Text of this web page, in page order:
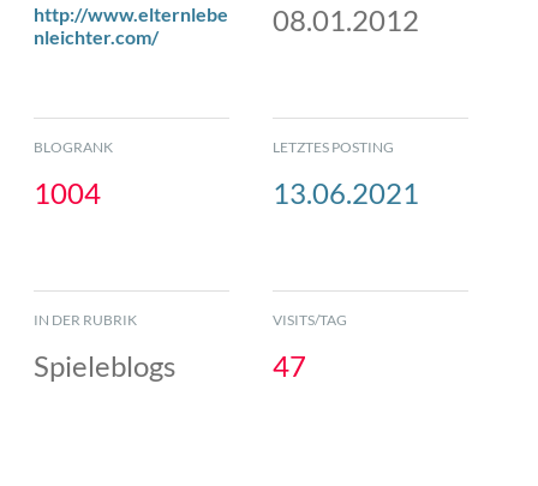
http://www.elternlebe
nleichter.com/
08.01.2012
BLOGRANK
1004
LETZTES POSTING
13.06.2021
IN DER RUBRIK
Spieleblogs
VISITS/TAG
47